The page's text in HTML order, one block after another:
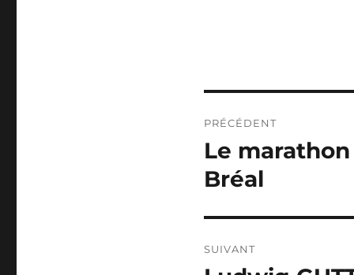
de
l’article
PRÉCÉDENT
Publication
précédente :
Le
Bréal
SUIVANT